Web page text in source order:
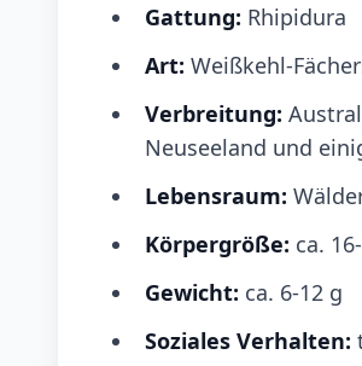
Gattung: Rhipidura
Art: Weißkehl-
Verbreitung:
Neuseeland und
Lebensraum:
Körpergröße: ca.
Gewicht: ca. 6-12 g
Soziales Verhalten: